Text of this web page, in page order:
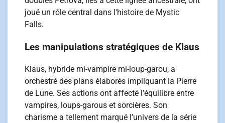
joué un rôle central dans l'histoire de Mystic
Falls.
Les manipulations stratégiques de Klaus
Klaus, hybride mi-vampire mi-loup-garou, a
orchestré des plans élaborés impliquant la Pierre
de Lune. Ses actions ont affecté l'équilibre entre
vampires, loups-garous et sorcières. Son
charisme a tellement marqué l'univers de la série